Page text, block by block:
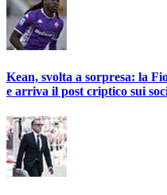
Kean, svolta a sorpresa: la
e arriva il post criptico sui